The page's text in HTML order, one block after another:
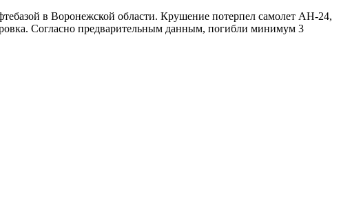
в Воронежской области. Крушение потерпел самолет АН-24,
Согласно предварительным данным, погибли минимум 3